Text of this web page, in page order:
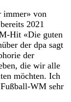
immer» von
2021
Hit «Die guten
der dpa sagt
der
die wir alle
möchten. Ich
WM sehr